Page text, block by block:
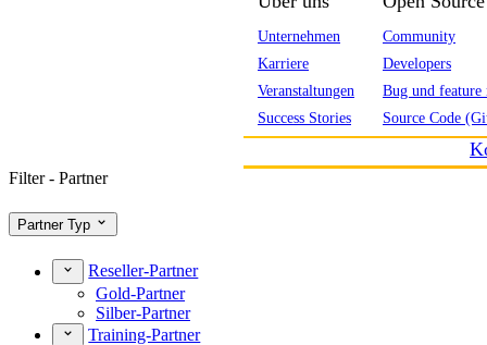
Unternehmen
Karriere
Veranstaltungen
Success Stories
Community
Developers
Bug und feature
Source Code
Filter - Partner
Partner Typ
Reseller-Partner
Gold-Partner
Silber-Partner
Training-Partner